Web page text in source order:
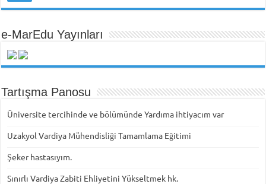
e-MarEdu Yayınları
Tartışma Panosu
Üniversite tercihinde ve bölümünde Yardıma ihtiyacım var
Uzakyol Vardiya Mühendisliği Tamamlama Eğitimi
Şeker hastasıyım.
Sınırlı Vardiya Zabiti Ehliyetini Yükseltmek hk.